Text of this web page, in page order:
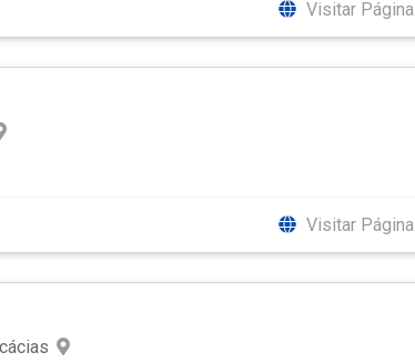
Visitar Página
Visitar Página